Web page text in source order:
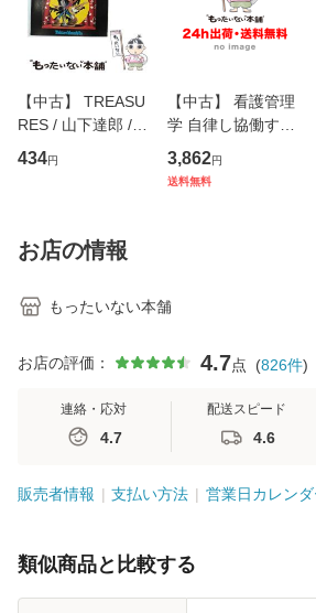
【中古】 TREASU
RES / 山下達郎 /
イーストウエス
ト・ジャパン [CD]
434円
【中古】 看護管理
学 自律し協働する
専門職の看護マネ
ジメントスキル 改
3,862円
送料無料
お店の情報
もったいない本舗
お店の評価： 4.7点 (826件)
連絡・応対
4.7
配送スピード
4.6
販売者情報 支払い方法 営業日カレンダ
類似商品と比較する